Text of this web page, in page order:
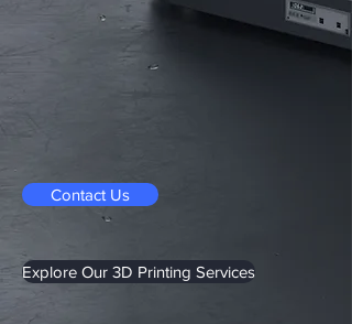
Contact Us
Explore Our 3D Printing Services